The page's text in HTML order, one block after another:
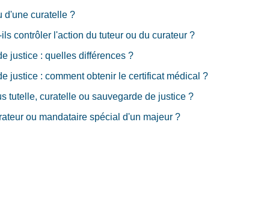
d'une curatelle ?
contrôler l'action du tuteur ou du curateur ?
justice : quelles différences ?
justice : comment obtenir le certificat médical ?
tutelle, curatelle ou sauvegarde de justice ?
ou mandataire spécial d'un majeur ?